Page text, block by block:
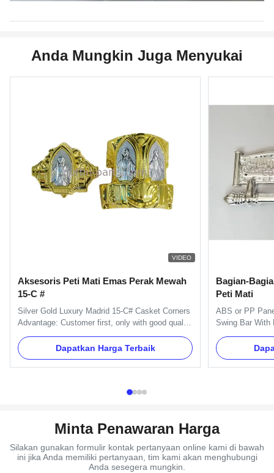
Anda Mungkin Juga Menyukai
VIDEO
Aksesoris Peti Mati Emas Perak Mewah
15-C #
Silver Gold Luxury Madrid 15-C# Casket Corners
Advantage: Customer first, only with good quality
and products can we succeed in so many
countries. Let us serve you. We are the
professional manufacturer in producing the
funeral products include plastic casket corner,
Dapatkan Harga Terbaik
Bagian-
Peti Mati
ABS or PP
Swing Bar With
One set of
handles ,8pcs
short bars.
Material Plastic
Minta Penawaran Harga
Silakan gunakan formulir kontak pertanyaan online kami di bawah
ini jika Anda memiliki pertanyaan, tim kami akan menghubungi
Anda sesegera mungkin.